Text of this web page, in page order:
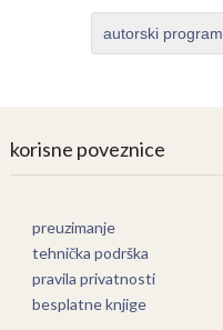
autorski program
korisne poveznice
preuzimanje
tehnička podrška
pravila privatnosti
besplatne knjige